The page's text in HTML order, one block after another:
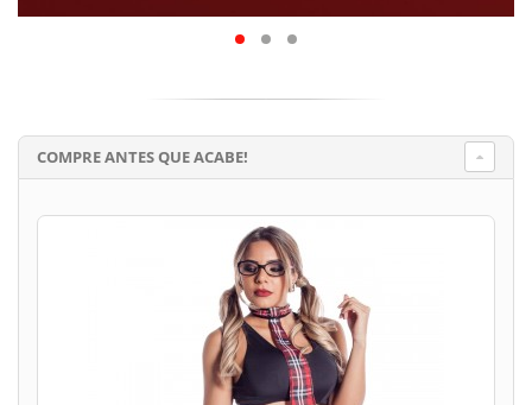
COMPRE ANTES QUE ACABE!